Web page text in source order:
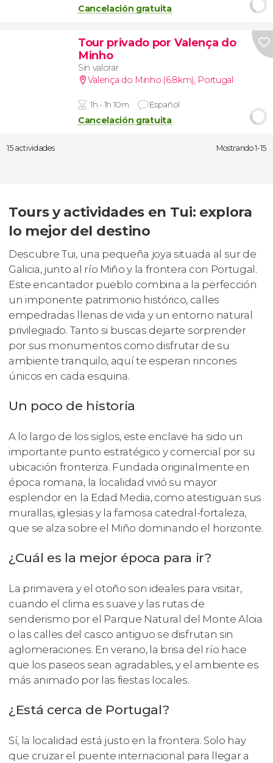
Cancelación gratuita
Tour privado por Valença do
Minho
Sin valorar
Valença do Minho (6.8km), Portugal
1h - 1h 10m Español
Cancelación gratuita
15 actividades Mostrando 1-15
Tours y actividades en Tui: explora
lo mejor del destino
Descubre Tui, una pequeña joya situada al sur de
Galicia, junto al río Miño y la frontera con Portugal.
Este encantador pueblo combina a la perfección
un imponente patrimonio histórico, calles
empedradas llenas de vida y un entorno natural
privilegiado. Tanto si buscas dejarte sorprender
por sus monumentos como disfrutar de su
ambiente tranquilo, aquí te esperan rincones
únicos en cada esquina.
Un poco de historia
A lo largo de los siglos, este enclave ha sido un
importante punto estratégico y comercial por su
ubicación fronteriza. Fundada originalmente en
época romana, la localidad vivió su mayor
esplendor en la Edad Media, como atestiguan sus
murallas, iglesias y la famosa catedral-fortaleza,
que se alza sobre el Miño dominando el horizonte.
¿Cuál es la mejor época para ir?
La primavera y el otoño son ideales para visitar,
cuando el clima es suave y las rutas de
senderismo por el Parque Natural del Monte Aloia
o las calles del casco antiguo se disfrutan sin
aglomeraciones. En verano, la brisa del río hace
que los paseos sean agradables, y el ambiente es
más animado por las fiestas locales.
¿Está cerca de Portugal?
Sí, la localidad está justo en la frontera. Solo hay
que cruzar el puente internacional para llegar a